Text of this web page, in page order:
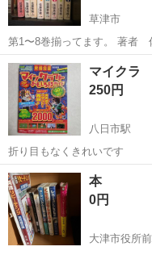
草津市
第1〜8巻揃ってます。 著者 佐藤秀峰 『ブラックジャ
滋賀 草津市 本/CD/
マイクラ
250円
八日市駅
折り目もなくきれいです
滋賀 東近江市
本
0円
大津市役所